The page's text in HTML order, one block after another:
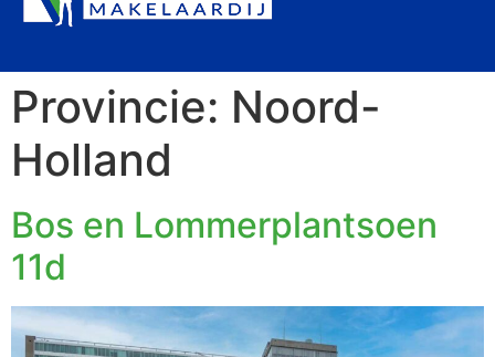
Provincie: Noord-
Holland
Bos en Lommerplantsoen
11d